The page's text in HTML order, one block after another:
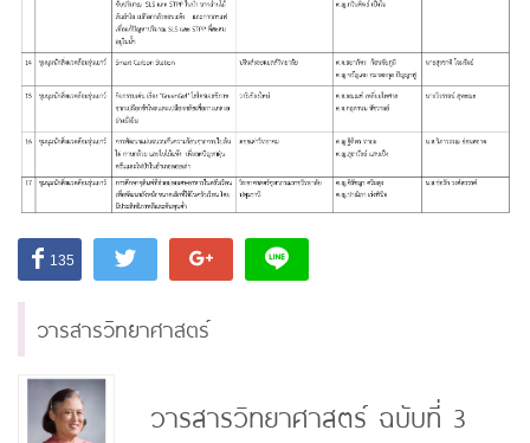
135
วารสารวิทยาศาสตร์
วารสารวิทยาศาสตร์ ฉบับที่ 3